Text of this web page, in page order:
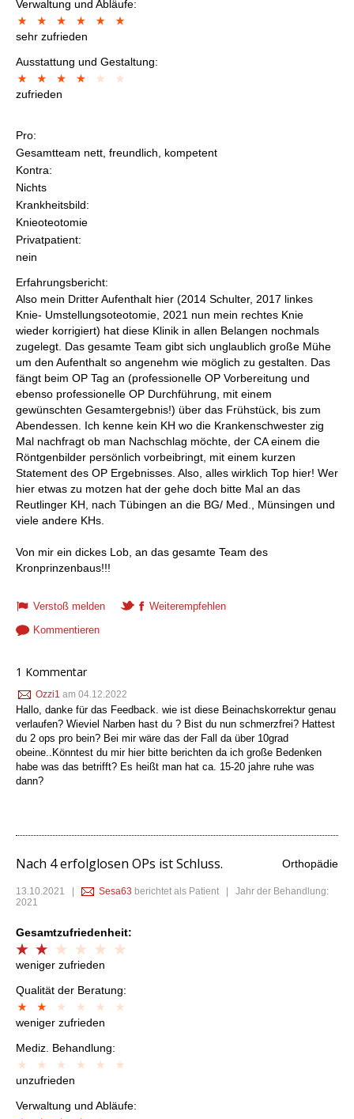
Verwaltung und Abläufe:
sehr zufrieden
Ausstattung und Gestaltung:
zufrieden
Pro:
Gesamtteam nett, freundlich, kompetent
Kontra:
Nichts
Krankheitsbild:
Knieoteotomie
Privatpatient:
nein
Erfahrungsbericht:
Also mein Dritter Aufenthalt hier (2014 Schulter, 2017 linkes
Knie- Umstellungsoteotomie, 2021 nun mein rechtes Knie
wieder korrigiert) hat diese Klinik in allen Belangen nochmals
zugelegt. Das gesamte Team gibt sich unglaublich große Mühe
um den Aufenthalt so angenehm wie möglich zu gestalten. Das
fängt beim OP Tag an (professionelle OP Vorbereitung und
ebenso professionelle OP Durchführung, mit einem
gewünschten Gesamtergebnis!) über das Frühstück, bis zum
Abendessen. Ich kenne kein KH wo die Krankenschwester zig
Mal nachfragt ob man Nachschlag möchte, der CA einem die
Röntgenbilder persönlich vorbeibringt, mit einem kurzen
Statement des OP Ergebnisses. Also, alles wirklich Top hier! Wer
hier etwas zu motzen hat der gehe doch bitte Mal an das
Reutlinger KH, nach Tübingen an die BG/ Med., Münsingen und
viele andere KHs.
Von mir ein dickes Lob, an das gesamte Team des
Kronprinzenbaus!!!
Verstoß melden
Weiterempfehlen
Kommentieren
1 Kommentar
Ozzi1 am 04.12.2022
Hallo, danke für das Feedback. wie ist diese Beinachskorrektur genau
verlaufen? Wieviel Narben hast du ? Bist du nun schmerzfrei? Hattest
du 2 ops pro bein? Bei mir wäre das der Fall da über 10grad
obeine..Könntest du mir hier bitte berichten da ich große Bedenken
habe was das betrifft? Es heißt man hat ca. 15-20 jahre ruhe was
dann?
Nach 4 erfolglosen OPs ist Schluss. Orthopädie
13.10.2021 | Sesa63 berichtet als Patient | Jahr der Behandlung:
2021
Gesamtzufriedenheit:
weniger zufrieden
Qualität der Beratung:
weniger zufrieden
Mediz. Behandlung:
unzufrieden
Verwaltung und Abläufe: